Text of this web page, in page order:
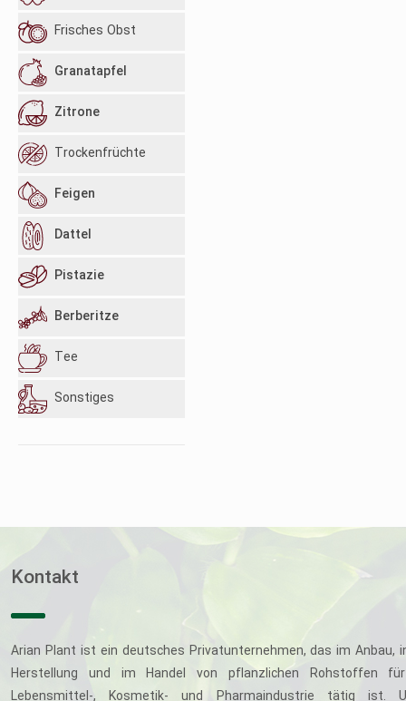
Frisches Obst
Granatapfel
Zitrone
Trockenfrüchte
Feigen
Dattel
Pistazie
Berberitze
Tee
Sonstiges
Kontakt
Arian Plant ist ein deutsches Privatunternehmen, das im Anbau,
Herstellung und im Handel von pflanzlichen Rohstoffen
Lebensmittel-, Kosmetik- und Pharmaindustrie tätig ist.